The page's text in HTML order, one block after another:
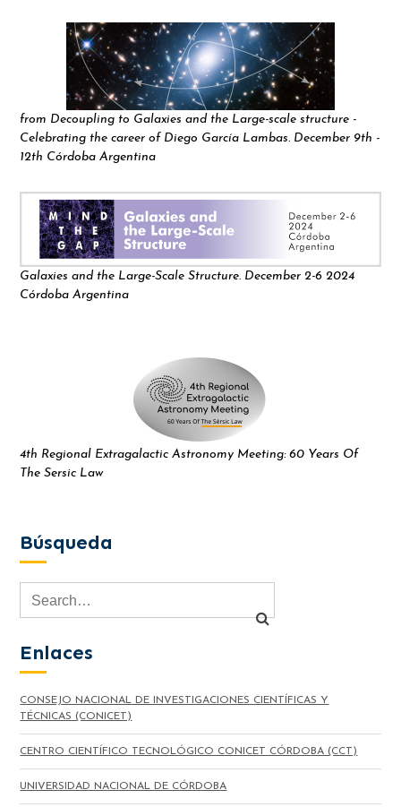
from Decoupling to Galaxies and the Large-scale structure -
Celebrating the career of Diego García Lambas. December 9th -
12th Córdoba Argentina
Galaxies and the Large-Scale Structure. December 2-6 2024
Córdoba Argentina
4th Regional Extragalactic Astronomy Meeting: 60 Years Of
The Sersic Law
Búsqueda
Enlaces
CONSEJO NACIONAL DE INVESTIGACIONES CIENTÍFICAS Y
TÉCNICAS (CONICET)
CENTRO CIENTÍFICO TECNOLÓGICO CONICET CÓRDOBA (CCT)
UNIVERSIDAD NACIONAL DE CÓRDOBA